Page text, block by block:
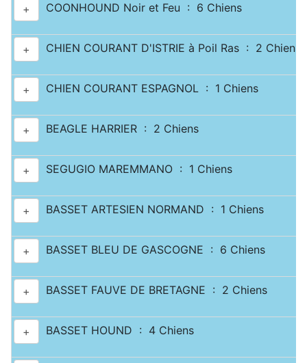
+ COONHOUND Noir et Feu : 6 Chiens
+ CHIEN COURANT D'ISTRIE à Poil Ras : 2 Chiens
+ CHIEN COURANT ESPAGNOL : 1 Chiens
+ BEAGLE HARRIER : 2 Chiens
+ SEGUGIO MAREMMANO : 1 Chiens
+ BASSET ARTESIEN NORMAND : 1 Chiens
+ BASSET BLEU DE GASCOGNE : 6 Chiens
+ BASSET FAUVE DE BRETAGNE : 2 Chiens
+ BASSET HOUND : 4 Chiens